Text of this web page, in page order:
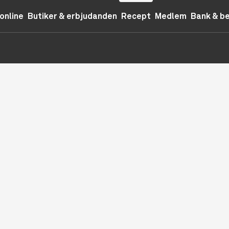
Butiker & erbjudanden Recept Medlem Bank &